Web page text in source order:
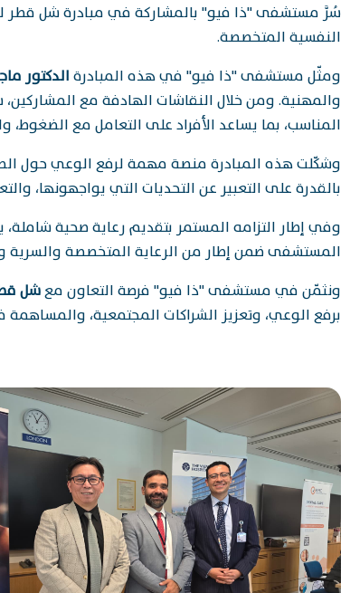
سُرَّ مستشفى "ذا فيو" بالمشاركة في مبادرة شل قطر
النفسية المتخصصة.
ومثّل مستشفى "ذا فيو" في هذه المبادرةالدكتور
والمهنية. ومن خلال النقاشات الهادفة مع
المناسب، بما يساعد الأفراد على التعامل مع
وشكّلت هذه المبادرة منصة مهمة لرفع الوعي حول
بالقدرة على التعبير عن التحديات التي يواجهونها،
وفي إطار التزامه المستمر بتقديم رعاية صحية
المستشفى ضمن إطار من الرعاية المتخصصة والسرية
ونثمّن في مستشفى "ذا فيو" فرصة التعاون معشل
برفع الوعي، وتعزيز الشراكات المجتمعية،